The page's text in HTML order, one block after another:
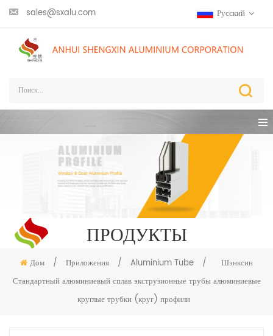
sales@sxalu.com Русский
ПРОДУКТЫ
Дом / Приложения / Aluminium Tube /
Шэнксин
Стандартный алюминиевый сплав экструзионные трубы алюминиевые
круглые трубки (круг) профили